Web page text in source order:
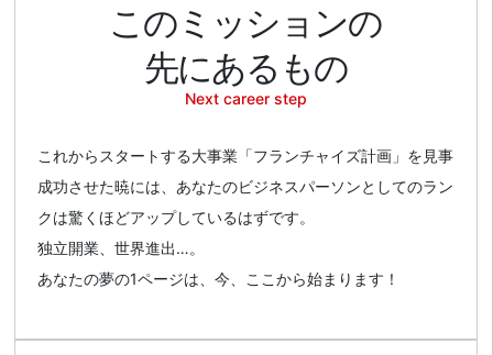
このミッションの
先にあるもの
Next career step
これからスタートする大事業「フランチャイズ計画」を見事
成功させた暁には、あなたのビジネスパーソンとしてのラン
クは驚くほどアップしているはずです。
独立開業、世界進出…。
あなたの夢の1ページは、今、ここから始まります！